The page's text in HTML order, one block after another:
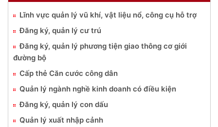
Lĩnh vực quản lý vũ khí, vật liệu nổ, công cụ hỗ trợ
Đăng ký, quản lý cư trú
Đăng ký, quản lý phương tiện giao thông cơ giới
đường bộ
Cấp thẻ Căn cước công dân
Quản lý ngành nghề kinh doanh có điều kiện
Đăng ký, quản lý con dấu
Quản lý xuất nhập cảnh